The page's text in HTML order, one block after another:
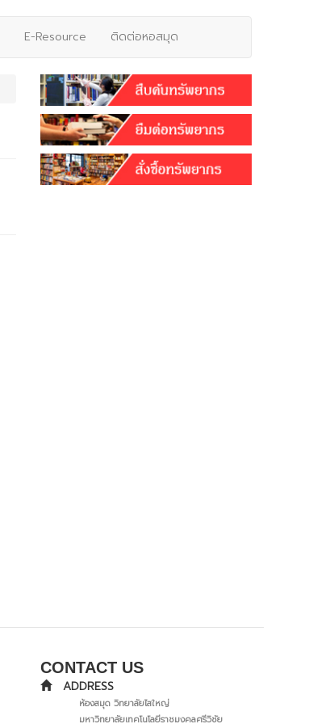
E-Resource ติดต่อหอสมุด
CONTACT US
ADDRESS
ห้องสมุด วิทยาลัยไสใหญ่
มหาวิทยาลัยเทคโนโลยีราชมงคลศรีวิชัย